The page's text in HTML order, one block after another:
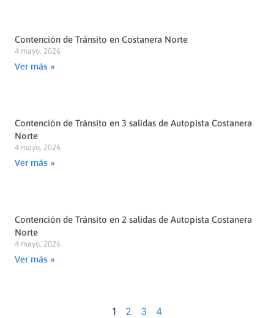
Contención de Tránsito en Costanera Norte
4 mayo, 2026
Ver más »
Contención de Tránsito en 3 salidas de Autopista Costanera
Norte
4 mayo, 2026
Ver más »
Contención de Tránsito en 2 salidas de Autopista Costanera
Norte
4 mayo, 2026
Ver más »
1 2 3 4